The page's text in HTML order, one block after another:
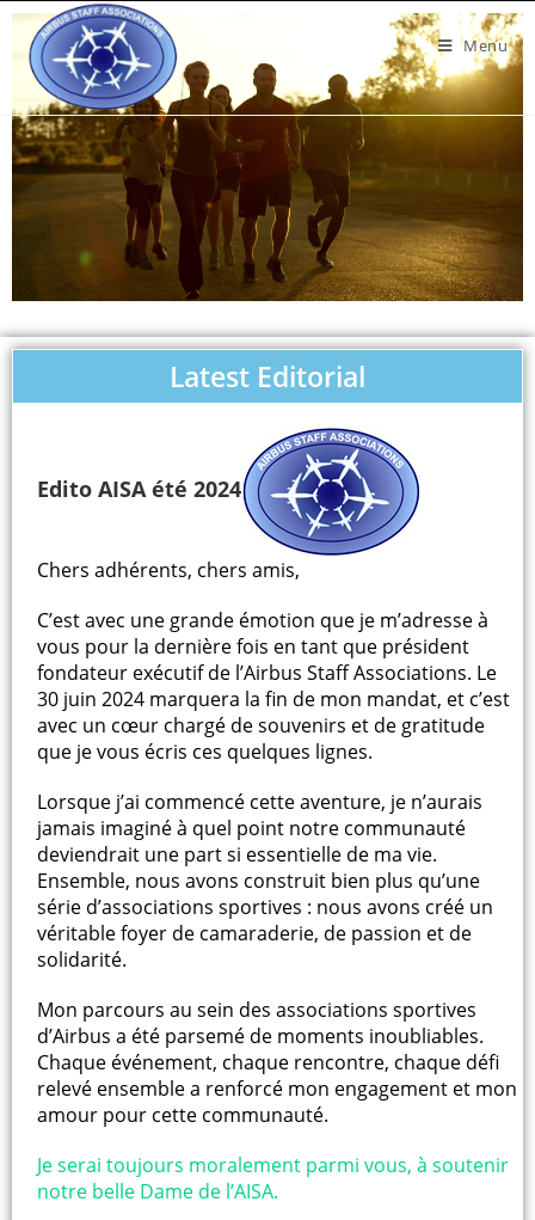
Menu
Latest Editorial
Edito AISA été 2024
Chers adhérents, chers amis,
C’est avec une grande émotion que je m’adresse à
vous pour la dernière fois en tant que président
fondateur exécutif de l’Airbus Staff Associations. Le
30 juin 2024 marquera la fin de mon mandat, et c’est
avec un cœur chargé de souvenirs et de gratitude
que je vous écris ces quelques lignes.
Lorsque j’ai commencé cette aventure, je n’aurais
jamais imaginé à quel point notre communauté
deviendrait une part si essentielle de ma vie.
Ensemble, nous avons construit bien plus qu’une
série d’associations sportives : nous avons créé un
véritable foyer de camaraderie, de passion et de
solidarité.
Mon parcours au sein des associations sportives
d’Airbus a été parsemé de moments inoubliables.
Chaque événement, chaque rencontre, chaque défi
relevé ensemble a renforcé mon engagement et mon
amour pour cette communauté.
Je serai toujours moralement parmi vous, à soutenir
notre belle Dame de l’AISA.